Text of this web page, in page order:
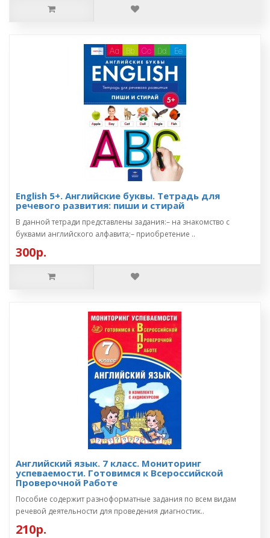
English 5+. Английские буквы. Тетрадь для
речевого развития: пиши и стирай
В данной тетради представлены задания:– на знакомство с
буквами английского алфавита;– приобретение ..
300р.
Английский язык. 7 класс. Мониторинг
успеваемости. Готовимся к Всероссийской
Проверочной Работе
Пособие содержит разноформатные задания по всем видам
речевой деятельности для проведения диагностик..
210р.